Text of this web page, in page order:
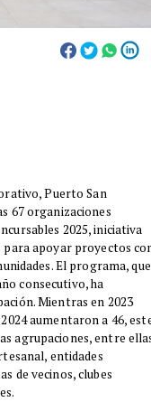
Puerto San
67 organizaciones
2025, iniciativa
para apoyar proyectos
El programa, que
consecutivo, ha
Mientras en 2023
aumentaron a 46,
agrupaciones, entre
entidades
de vecinos, clubes